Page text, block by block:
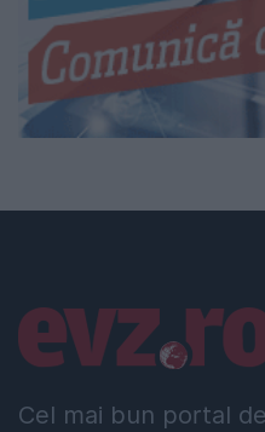
Cel mai bun portal
Linkuri utile